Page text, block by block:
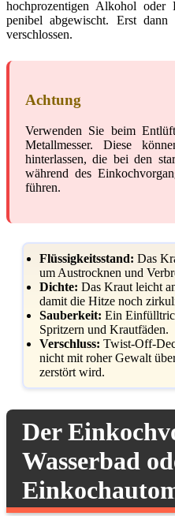
hochprozentigen Alkohol oder
penibel abgewischt. Erst
verschlossen.
Achtung
Verwenden Sie beim
Metallmesser. Diese
hinterlassen, die bei den
während des
führen.
Flüssigkeitsstand: Das
um Austrocknen und
Dichte: Das Kraut leicht
damit die Hitze noch
Sauberkeit: Ein
Spritzern und Krautfäden.
Verschluss: Twist-Off-
nicht mit roher Gewalt
zerstört wird.
Der
Wasserbad